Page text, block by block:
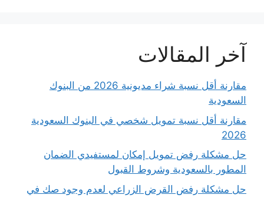
آخر المقالات
مقارنة أقل نسبة شراء مديونية 2026 من البنوك
السعودية
مقارنة أقل نسبة تمويل شخصي في البنوك السعودية
2026
حل مشكلة رفض تمويل إمكان لمستفيدي الضمان
المطور بالسعودية وشروط القبول
حل مشكلة رفض القرض الزراعي لعدم وجود صك في